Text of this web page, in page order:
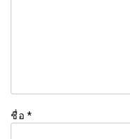
ชื่อ *